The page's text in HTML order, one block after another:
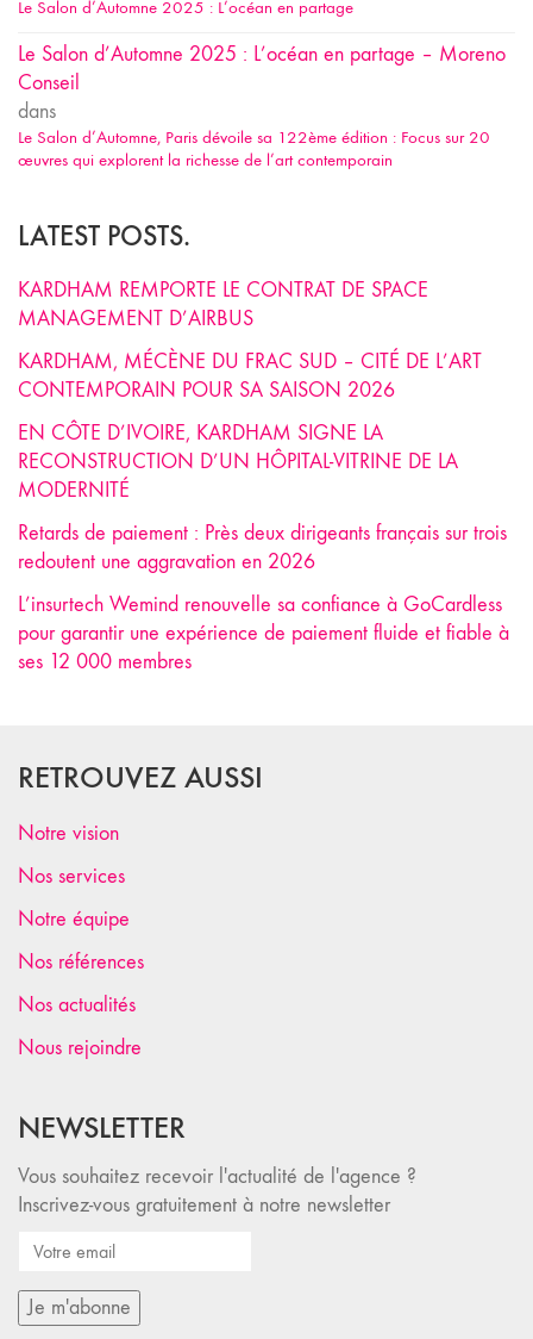
Le Salon d’Automne 2025 : L’océan en partage
Le Salon d’Automne 2025 : L’océan en partage – Moreno
Conseil
dans
Le Salon d’Automne, Paris dévoile sa 122ème édition : Focus sur 20
œuvres qui explorent la richesse de l’art contemporain
LATEST POSTS.
KARDHAM REMPORTE LE CONTRAT DE SPACE
MANAGEMENT D’AIRBUS
KARDHAM, MÉCÈNE DU FRAC SUD – CITÉ DE L’ART
CONTEMPORAIN POUR SA SAISON 2026
EN CÔTE D’IVOIRE, KARDHAM SIGNE LA
RECONSTRUCTION D’UN HÔPITAL-VITRINE DE LA
MODERNITÉ
Retards de paiement : Près deux dirigeants français sur trois
redoutent une aggravation en 2026
L’insurtech Wemind renouvelle sa confiance à GoCardless
pour garantir une expérience de paiement fluide et fiable à
ses 12 000 membres
RETROUVEZ AUSSI
Notre vision
Nos services
Notre équipe
Nos références
Nos actualités
Nous rejoindre
NEWSLETTER
Vous souhaitez recevoir l'actualité de l'agence ?
Inscrivez-vous gratuitement à notre newsletter